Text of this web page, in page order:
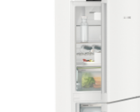
Kombinácia
Kombinovaná
799,00€
Do košíka